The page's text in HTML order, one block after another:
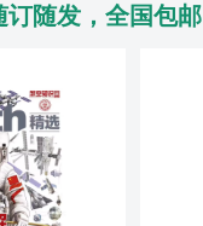
订随发，全国包邮